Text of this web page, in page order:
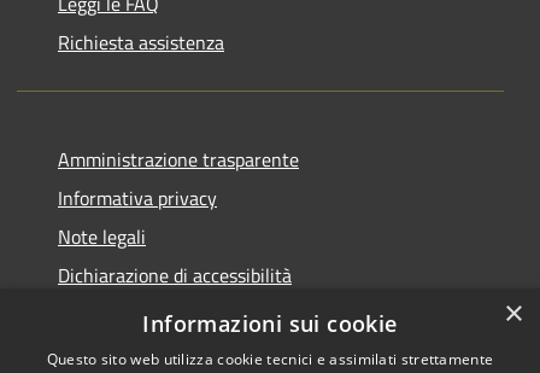
Richiesta assistenza
Amministrazione trasparente
Informativa privacy
Note legali
Dichiarazione di accessibilità
Piano di miglioramento del sito
×
Informazioni sui cookie
Questo sito web utilizza cookie tecnici e assimilati strettamente